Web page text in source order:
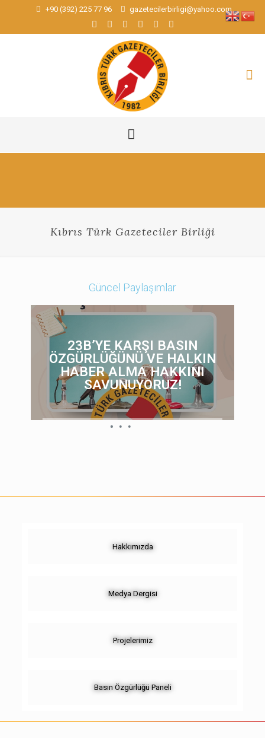
+90 (392) 225 77 96 gazetecilerbirligi@yahoo.com
Kıbrıs Türk Gazeteciler Birliği​
Güncel Paylaşımlar
23B’YE KARŞI BASIN
ÖZGÜRLÜĞÜNÜ VE HALKIN
HABER ALMA HAKKINI
SAVUNUYORUZ!
Hakkımızda
Medya Dergisi
Projelerimiz
Basın Özgürlüğü Paneli